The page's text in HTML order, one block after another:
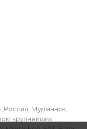
Россия, Мурманск,
крупнейших